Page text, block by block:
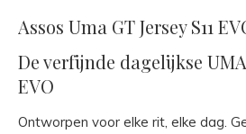
Assos Uma GT Jersey S11
De verfijnde dagelijkse UMA
EVO
Ontworpen voor elke rit, elke dag.